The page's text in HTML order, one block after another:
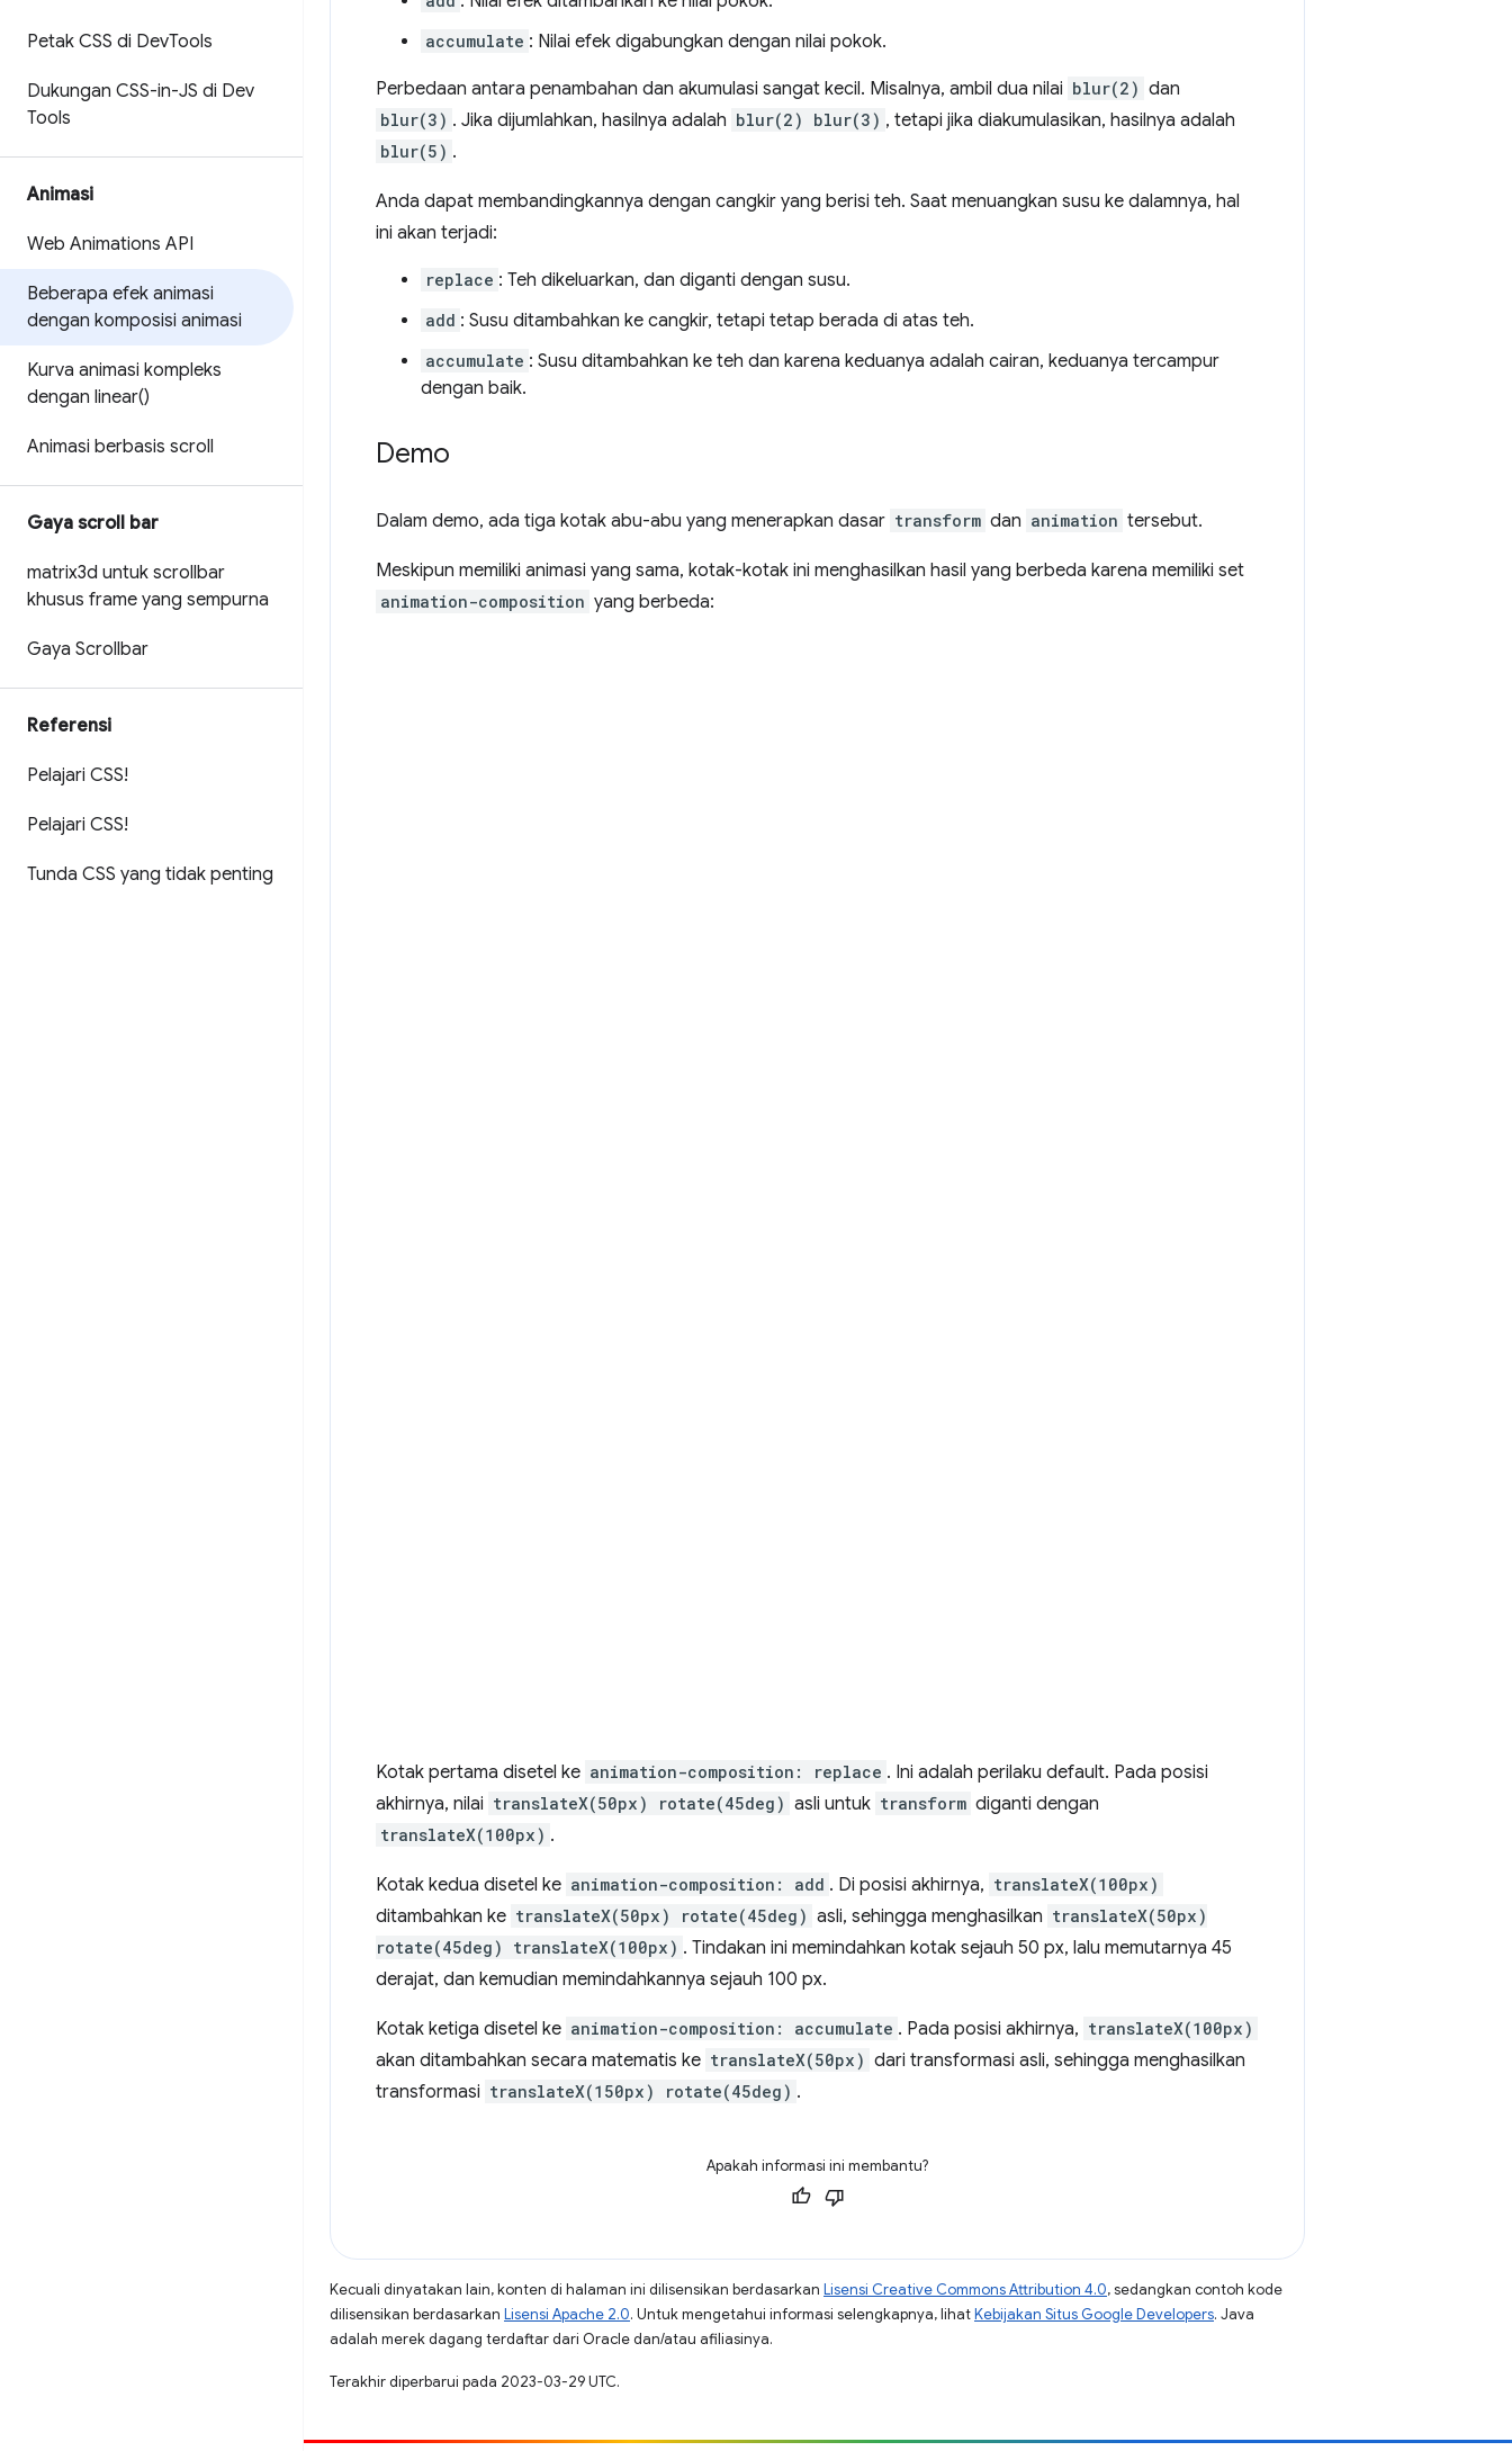
Petak CSS di DevTools
Dukungan CSS-in-JS di Dev
Tools
Animasi
Web Animations API
Beberapa efek animasi
dengan komposisi animasi
Kurva animasi kompleks
dengan linear()
Animasi berbasis scroll
Gaya scroll bar
matrix3d untuk scrollbar
khusus frame yang sempurna
Gaya Scrollbar
Referensi
Pelajari CSS!
Pelajari CSS!
Tunda CSS yang tidak penting
accumulate : Nilai efek digabungkan dengan nilai pokok.
Perbedaan antara penambahan dan akumulasi sangat kecil. Misalnya, ambil dua nilai blur(2) dan
blur(3) . Jika dijumlahkan, hasilnya adalah blur(2) blur(3) , tetapi jika diakumulasikan, hasilnya adalah
blur(5) .
Anda dapat membandingkannya dengan cangkir yang berisi teh. Saat menuangkan susu ke dalamnya, hal
ini akan terjadi:
replace : Teh dikeluarkan, dan diganti dengan susu.
add : Susu ditambahkan ke cangkir, tetapi tetap berada di atas teh.
accumulate : Susu ditambahkan ke teh dan karena keduanya adalah cairan, keduanya tercampur
dengan baik.
Demo
Dalam demo, ada tiga kotak abu-abu yang menerapkan dasar transform dan animation tersebut.
Meskipun memiliki animasi yang sama, kotak-kotak ini menghasilkan hasil yang berbeda karena memiliki set
animation-composition yang berbeda:
Kotak pertama disetel ke animation-composition: replace . Ini adalah perilaku default. Pada posisi
akhirnya, nilai translateX(50px) rotate(45deg) asli untuk transform diganti dengan
translateX(100px) .
Kotak kedua disetel ke animation-composition: add . Di posisi akhirnya, translateX(100px)
ditambahkan ke translateX(50px) rotate(45deg) asli, sehingga menghasilkan translateX(50px)
rotate(45deg) translateX(100px) . Tindakan ini memindahkan kotak sejauh 50 px, lalu memutarnya 45
derajat, dan kemudian memindahkannya sejauh 100 px.
Kotak ketiga disetel ke animation-composition: accumulate . Pada posisi akhirnya, translateX(100px)
akan ditambahkan secara matematis ke translateX(50px) dari transformasi asli, sehingga menghasilkan
transformasi translateX(150px) rotate(45deg) .
Apakah informasi ini membantu?
Kecuali dinyatakan lain, konten di halaman ini dilisensikan berdasarkan Lisensi Creative Commons Attribution 4.0, sedangkan contoh kode
dilisensikan berdasarkan Lisensi Apache 2.0. Untuk mengetahui informasi selengkapnya, lihatKebijakan Situs Google Developers. Java
adalah merek dagang terdaftar dari Oracle dan/atau afiliasinya.
Terakhir diperbarui pada 2023-03-29 UTC.